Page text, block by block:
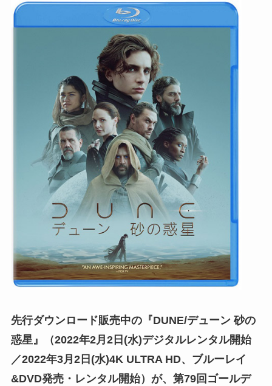
先行ダウンロード販売中の『DUNE/デューン 砂の
惑星』（2022年2月2日(水)デジタルレンタル開始
／2022年3月2日(水)4K ULTRA HD、ブルーレイ
&DVD発売・レンタル開始）が、第79回ゴールデ